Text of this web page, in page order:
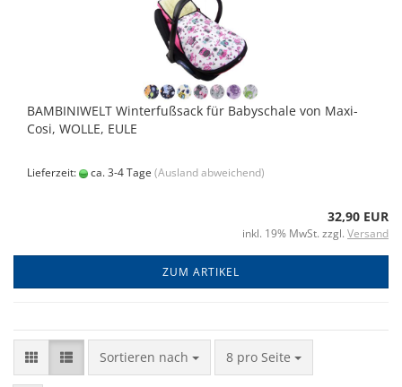
BAMBINIWELT Winterfußsack für Babyschale von Maxi-
Cosi, WOLLE, EULE
Lieferzeit: ca. 3-4 Tage (Ausland abweichend)
32,90 EUR
inkl. 19% MwSt. zzgl. Versand
ZUM ARTIKEL
Sortieren nach 8 pro Seite